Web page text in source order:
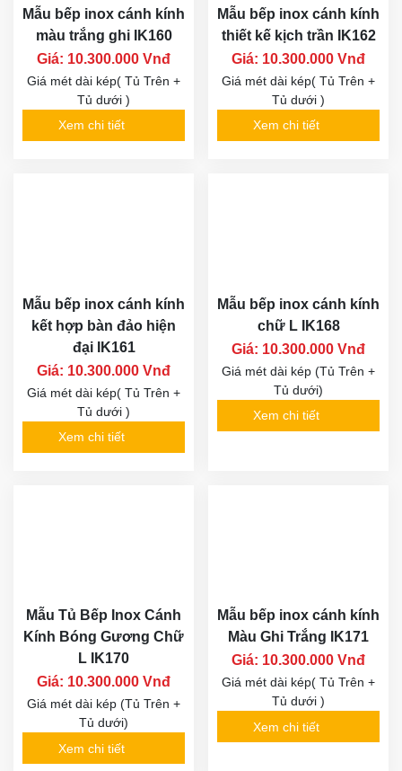
Mẫu bếp inox cánh kính
màu trắng ghi IK160
Giá: 10.300.000 Vnđ
Giá mét dài kép( Tủ Trên +
Tủ dưới )
Xem chi tiết
Mẫu bếp inox cánh kính
thiết kế kịch trần IK162
Giá: 10.300.000 Vnđ
Giá mét dài kép( Tủ Trên +
Tủ dưới )
Xem chi tiết
Mẫu bếp inox cánh kính
kết hợp bàn đảo hiện
đại IK161
Giá: 10.300.000 Vnđ
Giá mét dài kép( Tủ Trên +
Tủ dưới )
Xem chi tiết
Mẫu bếp inox cánh kính
chữ L IK168
Giá: 10.300.000 Vnđ
Giá mét dài kép (Tủ Trên +
Tủ dưới)
Xem chi tiết
Mẫu Tủ Bếp Inox Cánh
Kính Bóng Gương Chữ
L IK170
Giá: 10.300.000 Vnđ
Giá mét dài kép (Tủ Trên +
Tủ dưới)
Xem chi tiết
Mẫu bếp inox cánh kính
Màu Ghi Trắng IK171
Giá: 10.300.000 Vnđ
Giá mét dài kép( Tủ Trên +
Tủ dưới )
Xem chi tiết